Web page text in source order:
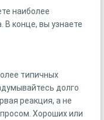
наиболее
В конце, вы узнаете
типичных
долго
реакция, а не
Хороших или